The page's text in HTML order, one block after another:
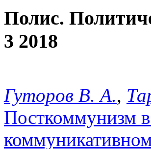
Полис.
3 2018
Гуторов В. А.,
Посткоммунизм